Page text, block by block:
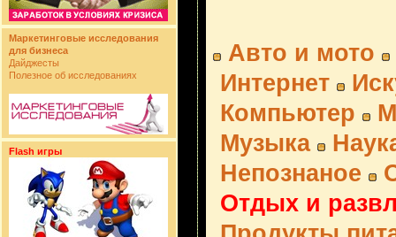
Маркетинговые исследования
для бизнеса
Дайджесты
Полезное об исследованиях
Flash игры
Авто и мото
Интернет
Компьютер
Музыка
Непознаное
Отдых и